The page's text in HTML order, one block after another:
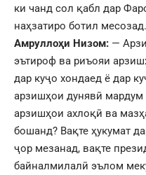
ки чанд сол қабл дар
наҳзатиро ботил
Амруллоҳи Низом: —
эътироф ва риъояи
дар куҷо хондаед ё дар
арзишҳои дунявӣ мардум
арзишҳои ахлоқӣ ва
бошанд? Вақте ҳукумат
ҷор мезанад, вақте
байналмилалӣ эълом